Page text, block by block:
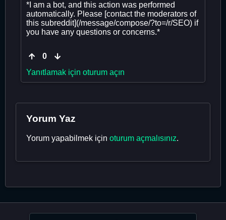
*I am a bot, and this action was performed
automatically. Please [contact the moderators of
this subreddit](/message/compose/?to=/r/SEO) if
you have any questions or concerns.*
0
Yanıtlamak için oturum açın
Yorum Yaz
Yorum yapabilmek için oturum açmalısınız.